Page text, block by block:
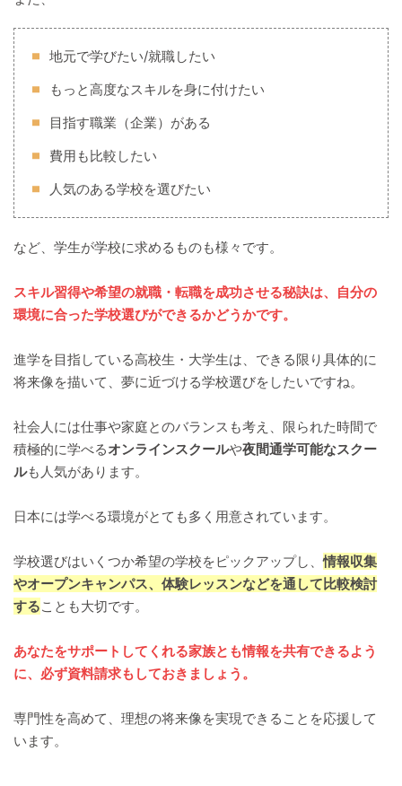
地元で学びたい/就職したい
もっと高度なスキルを身に付けたい
目指す職業（企業）がある
費用も比較したい
人気のある学校を選びたい
など、学生が学校に求めるものも様々です。
スキル習得や希望の就職・転職を成功させる秘訣は、自分の
環境に合った学校選びができるかどうかです。
進学を目指している高校生・大学生は、できる限り具体的に
将来像を描いて、夢に近づける学校選びをしたいですね。
社会人には仕事や家庭とのバランスも考え、限られた時間で
積極的に学べるオンラインスクールや夜間通学可能なスクー
ルも人気があります。
日本には学べる環境がとても多く用意されています。
学校選びはいくつか希望の学校をピックアップし、情報収集
やオープンキャンパス、体験レッスンなどを通して比較検討
することも大切です。
あなたをサポートしてくれる家族とも情報を共有できるよう
に、必ず資料請求もしておきましょう。
専門性を高めて、理想の将来像を実現できることを応援して
います。